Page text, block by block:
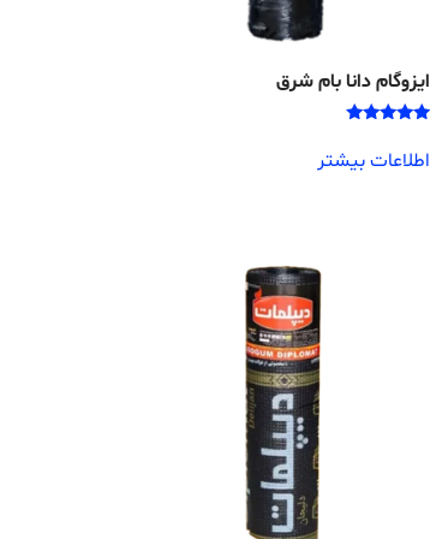
ایزوگام دانا بام شرق
5.00
از 5
اطلاعات بیشتر